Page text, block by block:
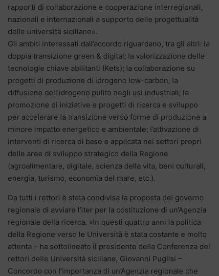
rapporti di collaborazione e cooperazione interregionali,
nazionali e internazionali a supporto delle progettualità
delle università siciliane».
Gli ambiti interessati dall’accordo riguardano, tra gli altri: la
doppia transizione green & digital; la valorizzazione delle
tecnologie chiave abilitanti (Kets); la collaborazione su
progetti di produzione di idrogeno low-carbon, la
diffusione dell’idrogeno pulito negli usi industriali; la
promozione di iniziative e progetti di ricerca e sviluppo
per accelerare la transizione verso forme di produzione a
minore impatto energetico e ambientale; l’attivazione di
interventi di ricerca di base e applicata nei settori propri
delle aree di sviluppo strategico della Regione
(agroalimentare, digitale, scienza della vita, beni culturali,
energia, turismo, economia del mare, etc.).
Da tutti i rettori è stata condivisa la proposta del governo
regionale di avviare l’iter per la costituzione di un’Agenzia
regionale della ricerca. «In questi quattro anni la politica
della Regione verso le Università è stata costante e molto
attenta – ha sottolineato il presidente della Conferenza dei
rettori delle Università siciliane, Giovanni Puglisi –
Concordo con l’importanza di un’Agenzia regionale che